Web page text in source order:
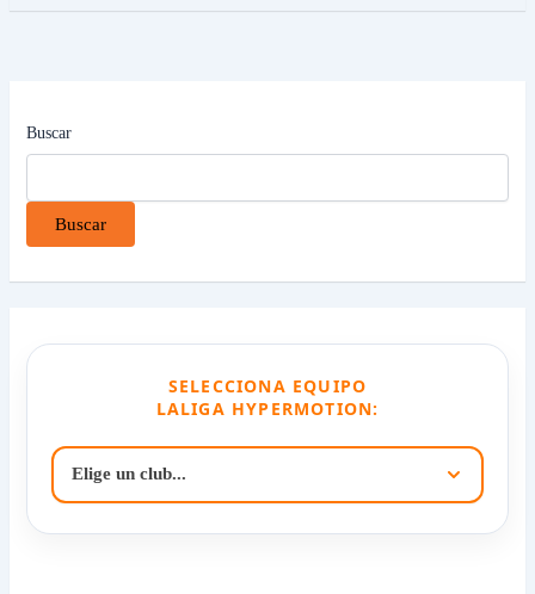
Buscar
Buscar
SELECCIONA EQUIPO
LALIGA HYPERMOTION: